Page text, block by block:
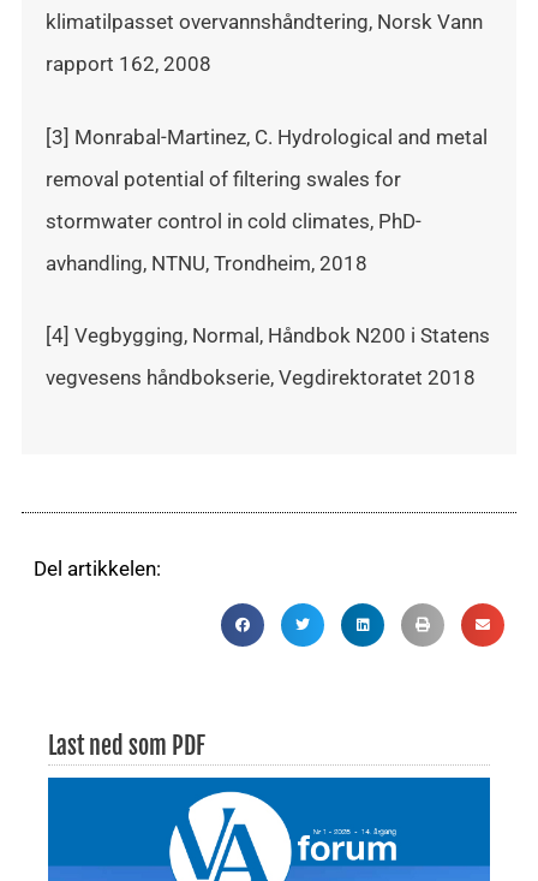
klimatilpasset overvannshåndtering, Norsk Vann
rapport 162, 2008
[3] Monrabal-Martinez, C. Hydrological and metal
removal potential of filtering swales for
stormwater control in cold climates, PhD-
avhandling, NTNU, Trondheim, 2018
[4] Vegbygging, Normal, Håndbok N200 i Statens
vegvesens håndbokserie, Vegdirektoratet 2018
Del artikkelen:
Last ned som PDF